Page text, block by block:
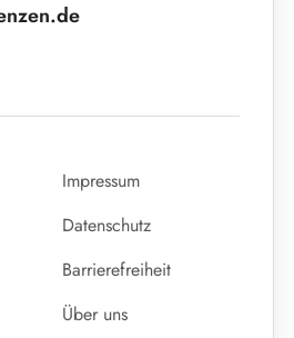
Impressum
Datenschutz
Barrierefreiheit
Über uns